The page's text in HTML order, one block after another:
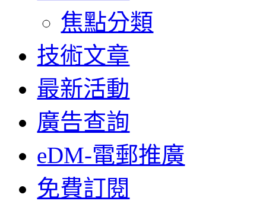
焦點分類
技術文章
最新活動
廣告查詢
eDM-電郵推廣
免費訂閱